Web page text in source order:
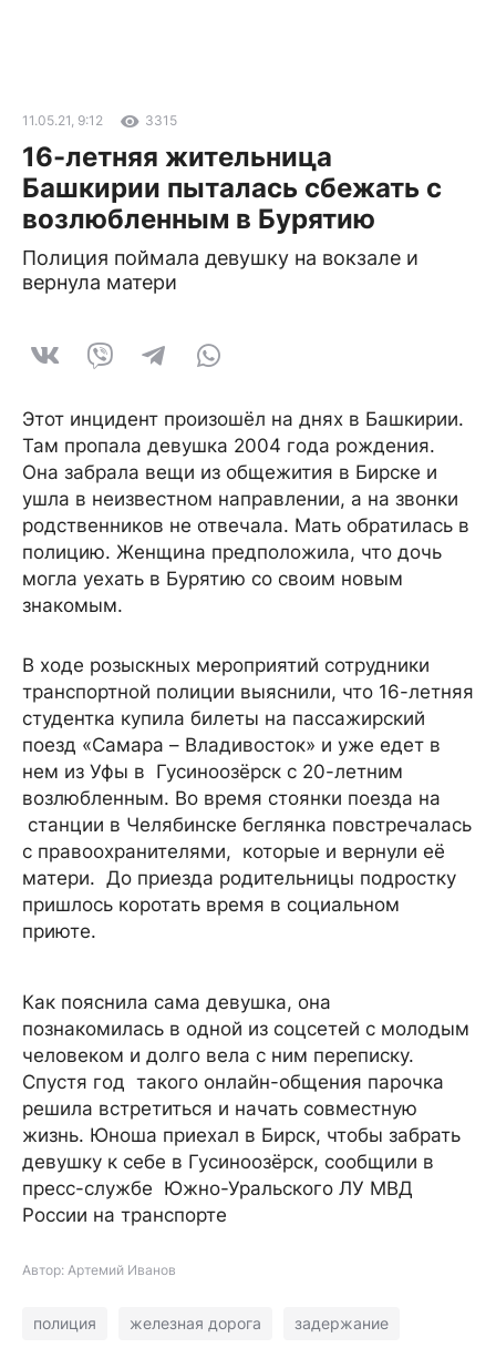
11.05.21, 9:12 3315
16-летняя жительница
Башкирии пыталась сбежать с
возлюбленным в Бурятию
Полиция поймала девушку на вокзале и
вернула матери
Этот инцидент произошёл на днях в Башкирии.
Там пропала девушка 2004 года рождения.
Она забрала вещи из общежития в Бирске и
ушла в неизвестном направлении, а на звонки
родственников не отвечала. Мать обратилась в
полицию. Женщина предположила, что дочь
могла уехать в Бурятию со своим новым
знакомым.
В ходе розыскных мероприятий сотрудники
транспортной полиции выяснили, что 16-летняя
студентка купила билеты на пассажирский
поезд «Самара – Владивосток» и уже едет в
нем из Уфы в Гусиноозёрск с 20-летним
возлюбленным. Во время стоянки поезда на
станции в Челябинске беглянка повстречалась
с правоохранителями, которые и вернули её
матери. До приезда родительницы подростку
пришлось коротать время в социальном
приюте.
Как пояснила сама девушка, она
познакомилась в одной из соцсетей с молодым
человеком и долго вела с ним переписку.
Спустя год такого онлайн-общения парочка
решила встретиться и начать совместную
жизнь. Юноша приехал в Бирск, чтобы забрать
девушку к себе в Гусиноозёрск, сообщили в
пресс-службе Южно-Уральского ЛУ МВД
России на транспорте
Автор: Артемий Иванов
полиция железная дорога задержание